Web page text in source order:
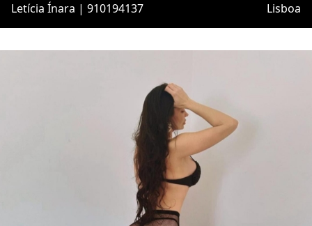
Letícia Ínara | 910194137 Lisboa